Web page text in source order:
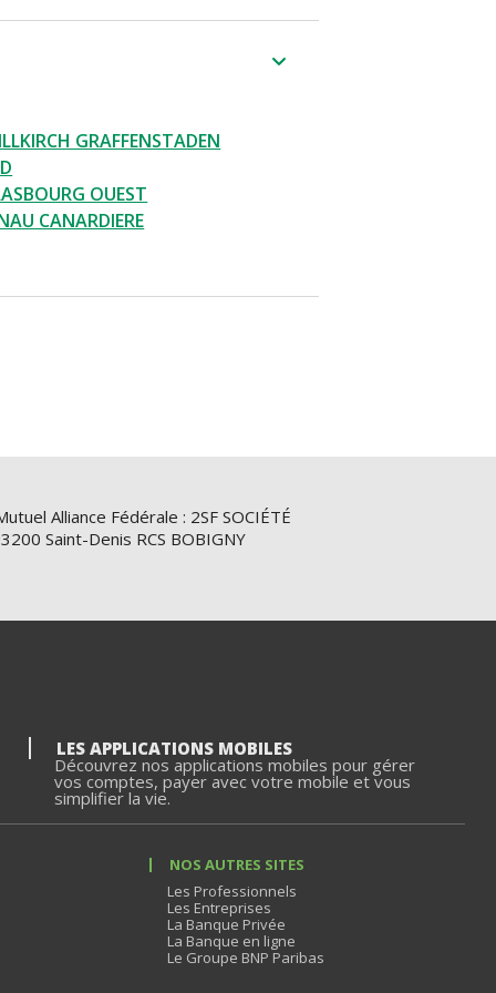
GRAFFENSTADEN
OUEST
CANARDIERE
Alliance Fédérale : 2SF SOCIÉTÉ
Saint-Denis RCS BOBIGNY
LES APPLICATIONS MOBILES
Découvrez nos applications mobiles pour gérer
vos comptes, payer avec votre mobile et vous
simplifier la vie.
NOS AUTRES SITES
Les Professionnels
Les Entreprises
La Banque Privée
La Banque en ligne
Le Groupe BNP Paribas